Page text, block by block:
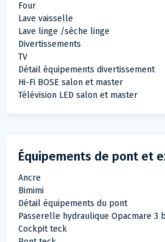
Four
Lave vaisselle
Lave linge /sèche linge
Divertissements
TV
Détail équipements divertissement
Hi-Fi BOSE salon et master
Télévision LED salon et master
Équipements de pont et
Ancre
Bimimi
Détail équipements du pont
Passerelle hydraulique Opacmare 3
Cockpit teck